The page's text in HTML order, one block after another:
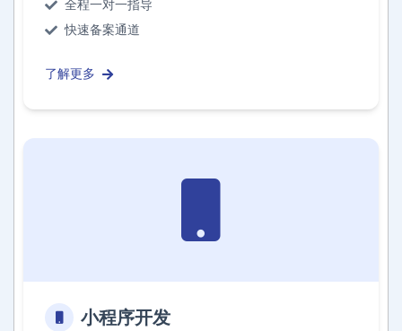
全程一对一指导
快速备案通道
了解更多
小程序开发